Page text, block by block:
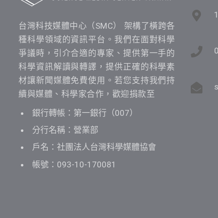
台灣科技媒體中心（SMC） 架構了橫跨各
種科學領域的資訊平台。我們在面對科學
爭議時，引介合適的專家、提供第一手的
科學資訊解讀與轉譯，提供正確的科學素
材讓新聞媒體免費使用。若您支持我們持
續與媒體、科學家合作，歡迎捐款至
銀行轉帳：第一銀行（007）
分行名稱：營業部
戶名：社團法人台灣科學媒體協會
帳號：093-10-170081